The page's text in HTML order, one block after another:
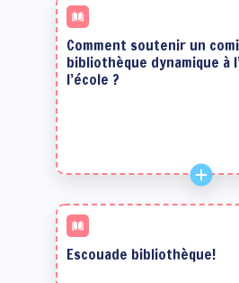
Comment soutenir un
bibliothèque dynamique à
l’école ?
Escouade bibliothèque!